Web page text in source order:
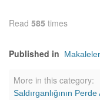
Read 585 times
Published in
More in this category:
Saldırganlığının Perde